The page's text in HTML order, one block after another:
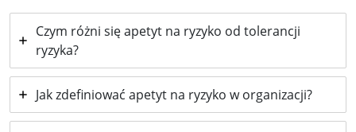
Czym różni się apetyt na ryzyko od tolerancji
ryzyka?
Jak zdefiniować apetyt na ryzyko w organizacji?